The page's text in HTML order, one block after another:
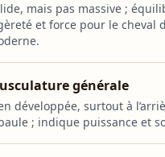
mais pas massive ;
et force pour le cheval
générale
développée, surtout à
; indique puissance et